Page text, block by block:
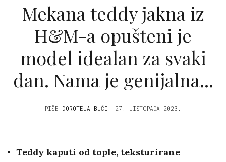
Mekana teddy jakna iz
H&M-a opušteni je
model idealan za svaki
dan. Nama je genijalna...
PIŠE DOROTEJA BUĆI 27. LISTOPADA 2023.
Teddy kaputi od tople, teksturirane